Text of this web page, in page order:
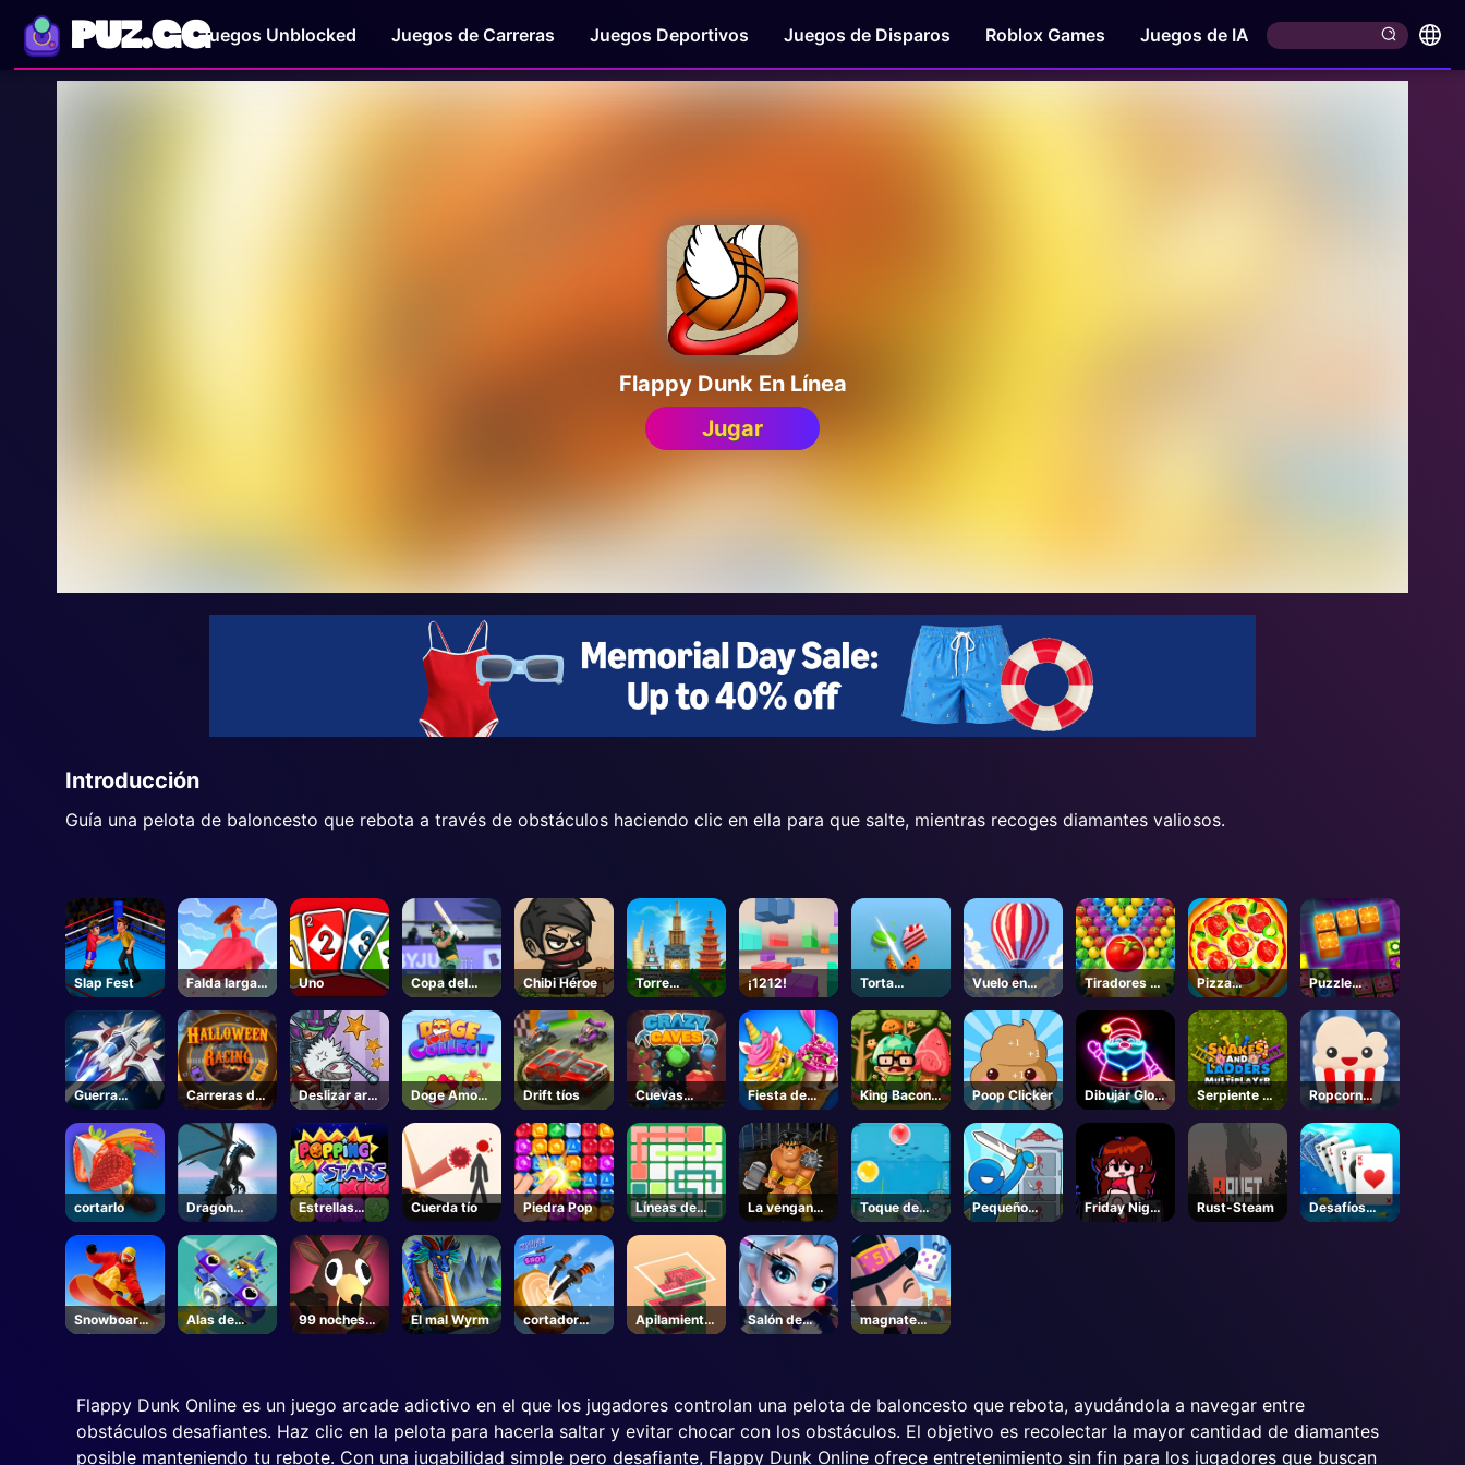
PUZ.GGJuegos Unblocked Juegos de Carreras Juegos Deportivos Juegos de Disparos Roblox Games Juegos de IA
Flappy Dunk En Línea
Jugar
Introducción
Guía una pelota de baloncesto que rebota a través de obstáculos haciendo clic en ella para que salte, mientras recoges diamantes valiosos.
Slap Fest
Falda larga
3d
Uno
Copa del
Mundo Icc
T20
Chibi Héroe
Torre
partido
¡1212!
Torta
rebanada
Nonja
Vuelo en
globo
Tiradores de
burbujas de
frutas
Pizza
Clicker
Puzzle
Foodie
Guerra
espacial
Carreras de
Halloween
Deslizar arte
Puzzle
Doge Amor
Coleccionar
Drift tíos
Cuevas
Locas
Fiesta de
postres de
verano
King Bacon
vs Veganos
Poop Clicker
Dibujar Glow
Navidad
Dibujar
Color
Serpiente y
escaleras
Ropcorn
Caja
cortarlo
Dragon
Simulator
3D
Estrellas
Popping
Cuerda tío Piedra Pop
Líneas de
enlace
La venganza
salvaje
Toque de
burbuja
Pequeño
choque
Friday Night
Funkin -
Rust-Steam
Desafíos
diarios -
Snowboard
Héroe
Alas de
guerra
99 noches
en el bosque
El mal Wyrm
cortador
mosca
Apilamiento
de bloques
Salón de
Belleza
magnate
Fortune
Flappy Dunk Online es un juego arcade adictivo en el que los jugadores controlan una pelota de baloncesto que rebota, ayudándola a navegar entre
obstáculos desafiantes. Haz clic en la pelota para hacerla saltar y evitar chocar con los obstáculos. El objetivo es recolectar la mayor cantidad de diamantes
posible manteniendo tu rebote. Con una jugabilidad simple pero desafiante, Flappy Dunk Online ofrece entretenimiento sin fin para los jugadores que buscan